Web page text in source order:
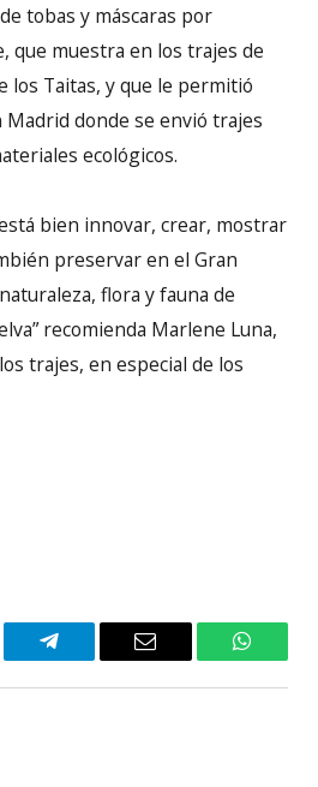
tobas y máscaras por
que muestra en los trajes de
los Taitas, y que le permitió
donde se envió trajes
ecológicos.
bien innovar, crear, mostrar
preservar en el Gran
flora y fauna de
recomienda Marlene Luna,
trajes, en especial de los
Telegram Email